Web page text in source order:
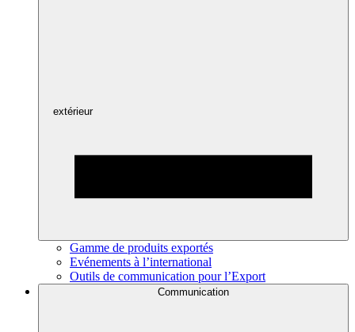
extérieur
Gamme de produits exportés
Evénements à l’international
Outils de communication pour l’Export
Communication